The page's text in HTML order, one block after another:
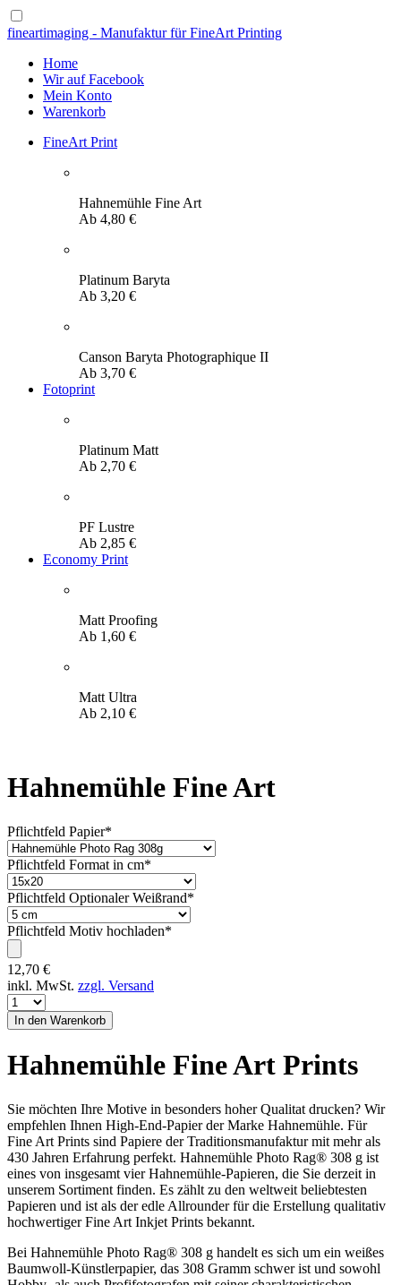
fineartimaging - Manufaktur für FineArt Printing
Home
Wir auf Facebook
Mein Konto
Warenkorb
FineArt Print
Hahnemühle Fine Art
Ab 4,80 €
Platinum Baryta
Ab 3,20 €
Canson Baryta Photographique II
Ab 3,70 €
Fotoprint
Platinum Matt
Ab 2,70 €
PF Lustre
Ab 2,85 €
Economy Print
Matt Proofing
Ab 1,60 €
Matt Ultra
Ab 2,10 €
Hahnemühle Fine Art
Pflichtfeld Papier*
Pflichtfeld Format in cm*
Pflichtfeld Optionaler Weißrand*
Pflichtfeld Motiv hochladen*
12,70 €
inkl. MwSt. zzgl. Versand
Hahnemühle Fine Art Prints
Sie möchten Ihre Motive in besonders hoher Qualitat drucken? Wir
empfehlen Ihnen High-End-Papier der Marke Hahnemühle. Für
Fine Art Prints sind Papiere der Traditionsmanufaktur mit mehr als
430 Jahren Erfahrung perfekt. Hahnemühle Photo Rag® 308 g ist
eines von insgesamt vier Hahnemühle-Papieren, die Sie derzeit in
unserem Sortiment finden. Es zählt zu den weltweit beliebtesten
Papieren und ist als der edle Allrounder für die Erstellung qualitativ
hochwertiger Fine Art Inkjet Prints bekannt.
Bei Hahnemühle Photo Rag® 308 g handelt es sich um ein weißes
Baumwoll-Künstlerpapier, das 308 Gramm schwer ist und sowohl